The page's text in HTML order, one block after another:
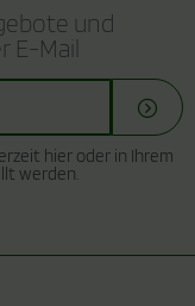
und
Mail
hier oder in Ihrem
werden.